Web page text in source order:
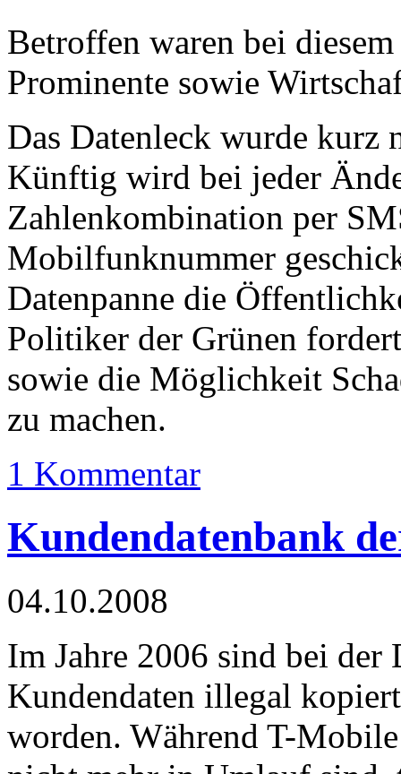
Betroffen waren bei
Prominente sowie
Das Datenleck wurde kurz
Künftig wird bei jeder
Zahlenkombination per
Mobilfunknummer
Datenpanne die
Politiker der Grünen
sowie die Möglichkeit
zu machen.
1 Kommentar
Kundendatenbank
04.10.2008
Im Jahre 2006 sind bei
Kundendaten illegal
worden. Während T-